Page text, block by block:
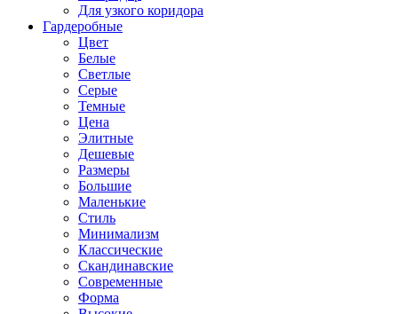
Для узкого коридора
Гардеробные
Цвет
Белые
Светлые
Серые
Темные
Цена
Элитные
Дешевые
Размеры
Большие
Маленькие
Стиль
Минимализм
Классические
Скандинавские
Современные
Форма